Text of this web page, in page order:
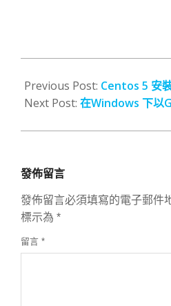
01-
10
Previous Post: Centos 5 安
Next Post: 在Windows 下以
發佈留言
發佈留言必須填寫的電子郵件
標示為 *
留言 *